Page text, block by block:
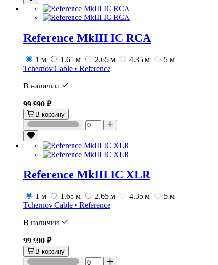
Reference MkIII IC RCA
1 м 1.65 м 2.65 м 4.35 м
5 м
Tchernov Cable • Reference
В наличии
99 990 ₽
В корзину
Reference MkIII IC XLR
1 м 1.65 м 2.65 м 4.35 м
5 м
Tchernov Cable • Reference
В наличии
99 990 ₽
В корзину